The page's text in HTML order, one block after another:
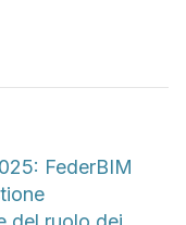
FederBIM